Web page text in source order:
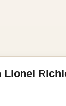
Lionel